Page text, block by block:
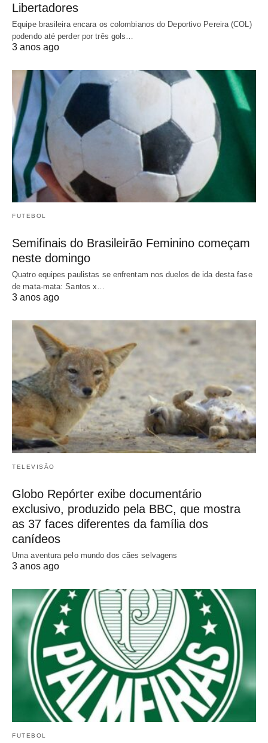
Libertadores
Equipe brasileira encara os colombianos do Deportivo Pereira (COL)
podendo até perder por três gols…
3 anos ago
FUTEBOL
Semifinais do Brasileirão Feminino começam
neste domingo
Quatro equipes paulistas se enfrentam nos duelos de ida desta fase
de mata-mata: Santos x…
3 anos ago
TELEVISÃO
Globo Repórter exibe documentário
exclusivo, produzido pela BBC, que mostra
as 37 faces diferentes da família dos
canídeos
Uma aventura pelo mundo dos cães selvagens
3 anos ago
FUTEBOL